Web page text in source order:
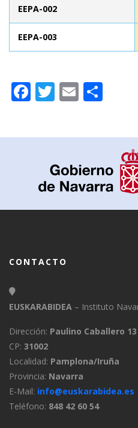
EEPA-002
EEPA-003
Facebook
Twitter
Email
CONTACTO
EUSKARABIDEA – Instituto
Dirección: Paulino Caballero 13
CP: 31002
Localidad: Pamplona/Iruña
Provincia: Navarra
E-Mail: info@euskarabidea.es
Teléfono: 848 42 60 54